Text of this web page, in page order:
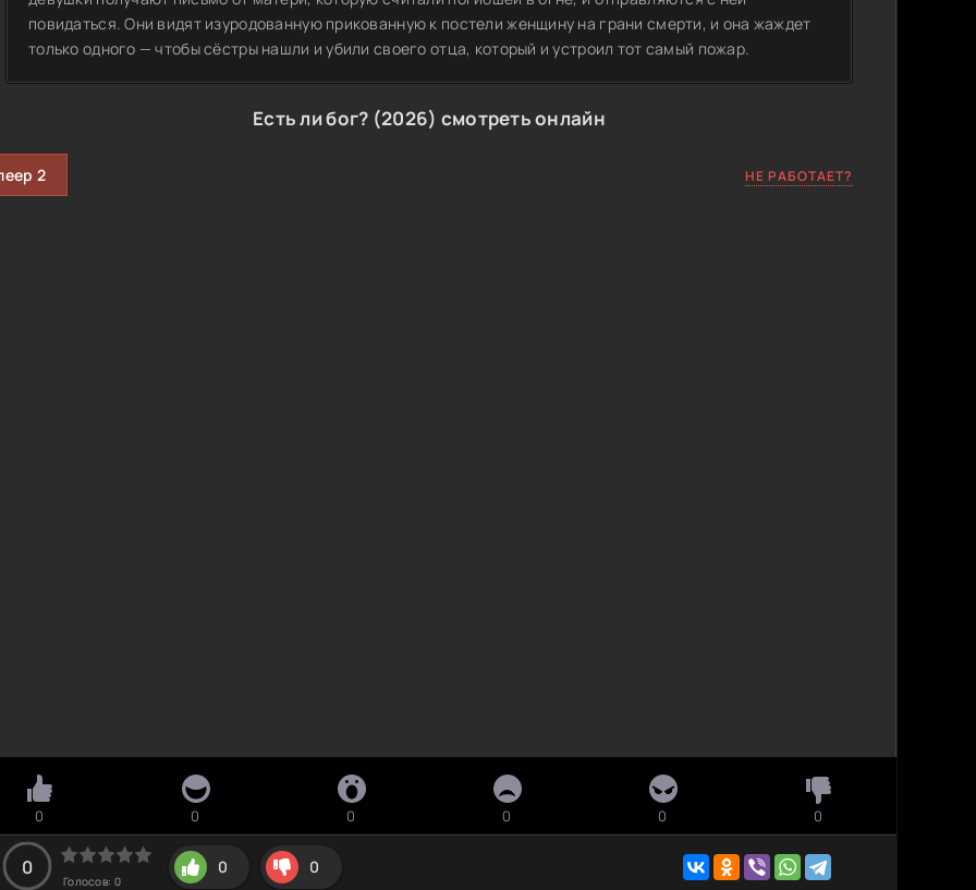
повидаться. Они видят изуродованную прикованную к постели женщину на грани смерти, и она жаждет
только одного — чтобы сёстры нашли и убили своего отца, который и устроил тот самый пожар.
Есть ли бог? (2026) смотреть онлайн
2 НЕ РАБОТАЕТ?
0 0 0 0 0 0
0
Голосов: 0
0 0